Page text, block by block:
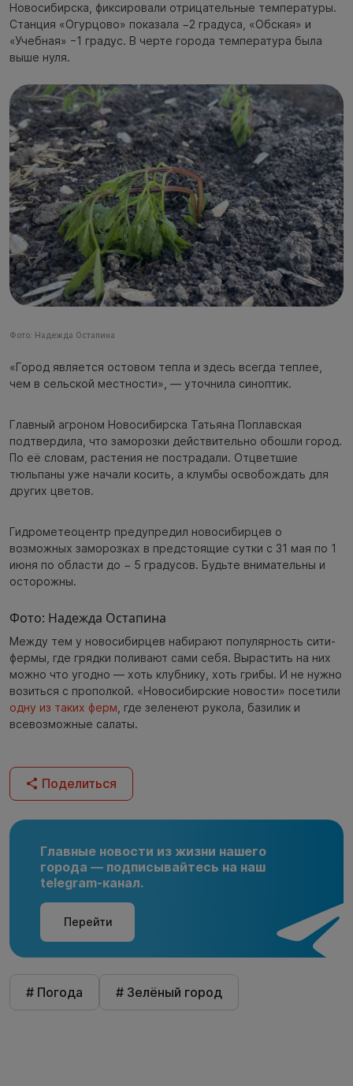
Новосибирска, фиксировали отрицательные температуры.
Станция «Огурцово» показала −2 градуса, «Обская» и
«Учебная» −1 градус. В черте города температура была
выше нуля.
Фото: Надежда Остапина
«Город является остовом тепла и здесь всегда теплее,
чем в сельской местности», — уточнила синоптик.
Главный агроном Новосибирска Татьяна Поплавская
подтвердила, что заморозки действительно обошли город.
По её словам, растения не пострадали. Отцветшие
тюльпаны уже начали косить, а клумбы освобождать для
других цветов.
Гидрометеоцентр предупредил новосибирцев о
возможных заморозках в предстоящие сутки с 31 мая по 1
июня по области до − 5 градусов. Будьте внимательны и
осторожны.
Фото: Надежда Остапина
Между тем у новосибирцев набирают популярность сити-
фермы, где грядки поливают сами себя. Вырастить на них
можно что угодно — хоть клубнику, хоть грибы. И не нужно
возиться с прополкой. «Новосибирские новости» посетили
одну из таких ферм , где зеленеют рукола, базилик и
всевозможные салаты.
Поделиться
Главные новости из жизни нашего
города — подписывайтесь на наш
telegram-канал.
Перейти
# Погода # Зелёный город